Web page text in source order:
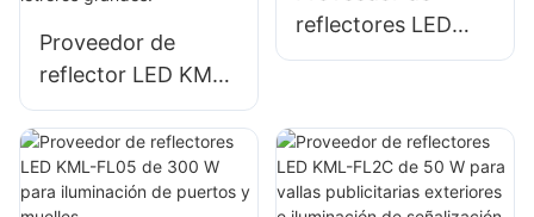
Proveedor de
reflector LED KML-
FL05 de 240 W,
adecuado para
plantas
industriales, vallas
reflectores LED
KML-FL05 de 400
de plazas y
parques.